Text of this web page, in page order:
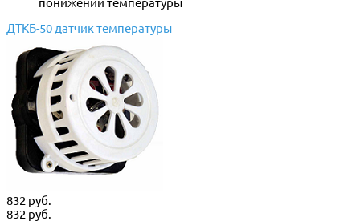
ДТКБ-50 датчик температуры
832 руб.
832 руб.